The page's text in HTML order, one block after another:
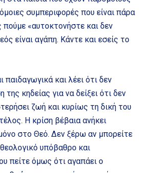
συμπεριφορές που είναι πάρα
«αυτοκτονήστε και δεν
είναι αγάπη. Κάντε και εσείς το
παιδαγωγικά και λέει ότι δεν
της κηδείας για να δείξει ότι δεν
ζωή και κυρίως τη δική του
Η κρίση βέβαια ανήκει
στο Θεό. Δεν ξέρω αν μπορείτε
υπόβαθρο και
πείτε όμως ότι αγαπάει ο